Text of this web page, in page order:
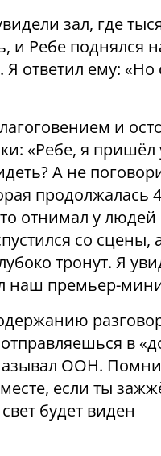
зал, где
и Ребе поднялся
ответил ему: «Но
и
«Ребе, я
А не
отнимал у
со сцены,
тронут. Я
наш премьер-
в
ООН.
если ты
будет виден